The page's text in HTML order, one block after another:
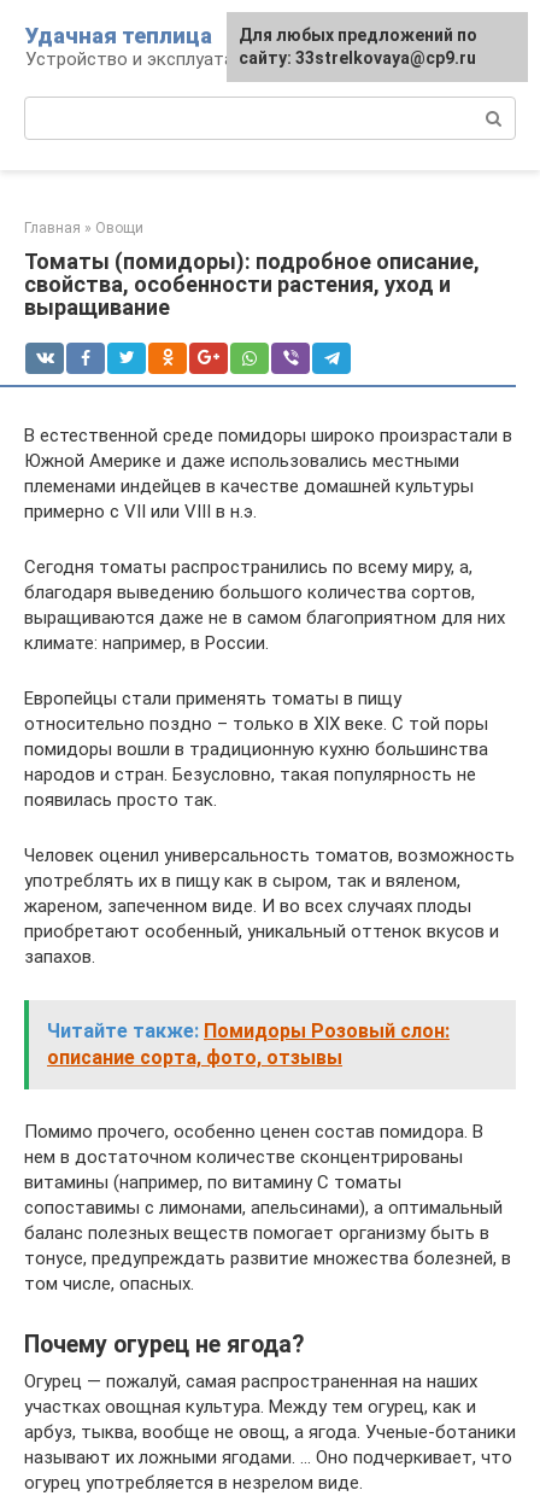
контенту
Удачная теплица
Устройство и эксплуатация теплиц
Главная » Овощи
Томаты (помидоры): подробное описание,
свойства, особенности растения, уход и
выращивание
В естественной среде помидоры широко произрастали в
Южной Америке и даже использовались местными
племенами индейцев в качестве домашней культуры
примерно с VII или VIII в н.э.
Сегодня томаты распространились по всему миру, а,
благодаря выведению большого количества сортов,
выращиваются даже не в самом благоприятном для них
климате: например, в России.
Европейцы стали применять томаты в пищу
относительно поздно – только в XIX веке. С той поры
помидоры вошли в традиционную кухню большинства
народов и стран. Безусловно, такая популярность не
появилась просто так.
Человек оценил универсальность томатов, возможность
употреблять их в пищу как в сыром, так и вяленом,
жареном, запеченном виде. И во всех случаях плоды
приобретают особенный, уникальный оттенок вкусов и
запахов.
Читайте также: Помидоры Розовый слон:
описание сорта, фото, отзывы
Помимо прочего, особенно ценен состав помидора. В
нем в достаточном количестве сконцентрированы
витамины (например, по витамину С томаты
сопоставимы с лимонами, апельсинами), а оптимальный
баланс полезных веществ помогает организму быть в
тонусе, предупреждать развитие множества болезней, в
том числе, опасных.
Почему огурец не ягода?
Огурец — пожалуй, самая распространенная на наших
участках овощная культура. Между тем огурец, как и
арбуз, тыква, вообще не овощ, а ягода. Ученые-ботаники
называют их ложными ягодами. … Оно подчеркивает, что
огурец употребляется в незрелом виде.
Для любых предложений по
сайту: 33strelkovaya@cp9.ru